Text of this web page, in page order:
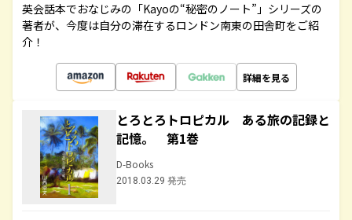
英会話本でおなじみの「Kayoの“秘密のノート”」シリーズの
著者が、今度は自分の滞在するロンドン南東の田舎町をご紹
介！
詳細を見る
とろとろトロピカル ある旅の記録と
記憶。 第1巻
D-Books
2018.03.29 発売